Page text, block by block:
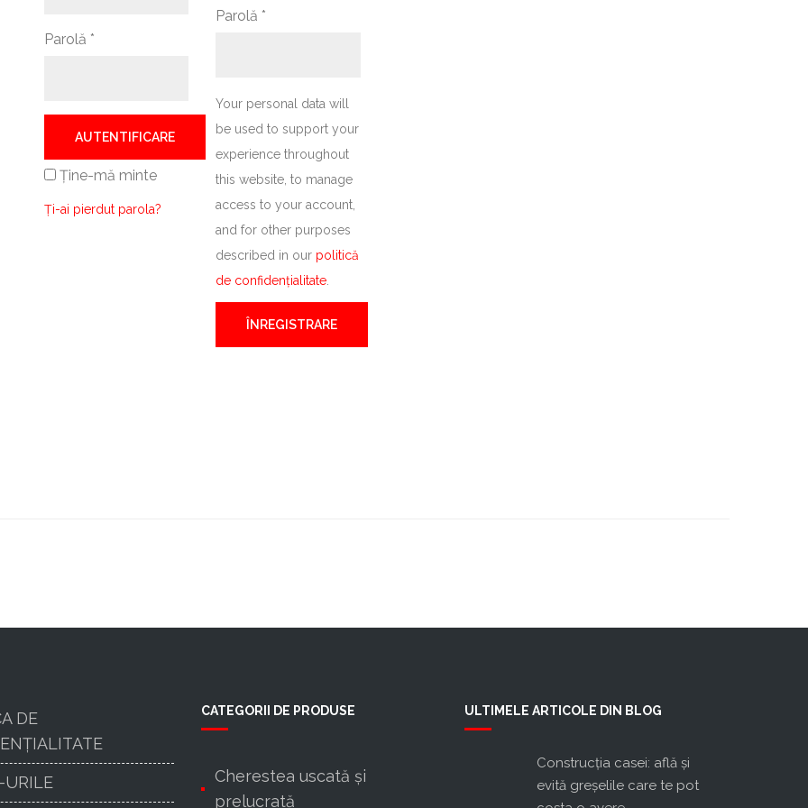
Parolă *
AUTENTIFICARE
Ține-mă minte
Ți-ai pierdut parola?
Parolă *
Your personal data will
be used to support your
experience throughout
this website, to manage
access to your account,
and for other purposes
described in our politică
de confidențialitate
ÎNREGISTRARE
DE
URILE
CATEGORII DE PRODUSE
Cherestea uscată şi
prelucrată
ULTIMELE ARTICOLE DIN BLOG
Construcţia casei: află şi
evită greşelile care te pot